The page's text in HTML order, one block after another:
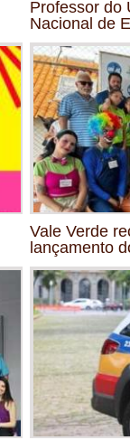
Professor do
Nacional de
Vale Verde
lançamento